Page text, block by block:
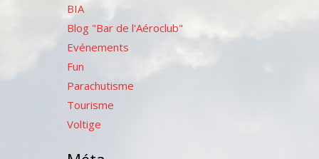
BIA
Blog "Bar de l'Aéroclub"
Evénements
Fun
Parachutisme
Tourisme
Voltige